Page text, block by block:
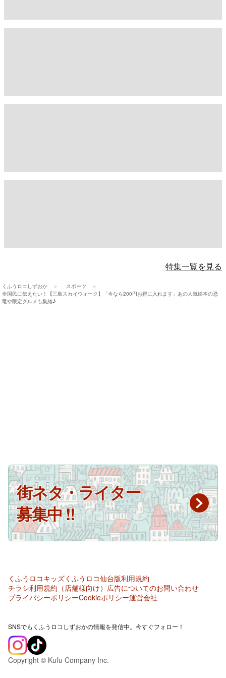
特集一覧を見る
くふうロコしずおか
スポーツ
全国民に伝えたい！【三島スカイウォーク】「今なら200円お得に入れます」あの人気絵本の恐
竜や限定グルメも集結♪
街ネタ・ライター
募集中 !!
くふうロコキッズくふうロコ仙台版利用規約
チラシ利用規約（店舗様向け） 広告についてのお問い合わせ
プライバシーポリシーCookieポリシー運営会社
SNSでもくふうロコしずおかの情報を発信中。今すぐフォロー！
Copyright © Kufu Company Inc.